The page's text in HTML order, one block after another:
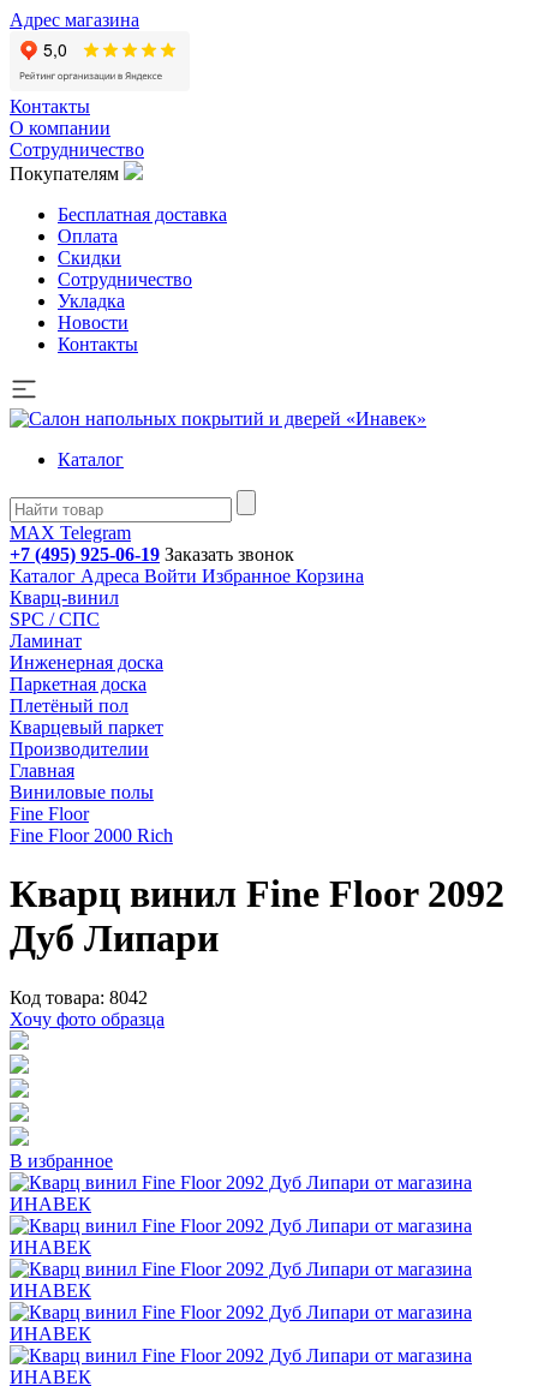
Адрес магазина
Контакты
О компании
Сотрудничество
Покупателям
Бесплатная доставка
Оплата
Скидки
Сотрудничество
Укладка
Новости
Контакты
Каталог
MAX Telegram
+7 (495) 925-06-19 Заказать звонок
Каталог Адреса Войти Избранное Корзина
Кварц-винил
SPC / СПС
Ламинат
Инженерная доска
Паркетная доска
Плетёный пол
Кварцевый паркет
Производителии
Главная
Виниловые полы
Fine Floor
Fine Floor 2000 Rich
Кварц винил Fine Floor 2092
Дуб Липари
Код товара: 8042
Хочу фото образца
В избранное